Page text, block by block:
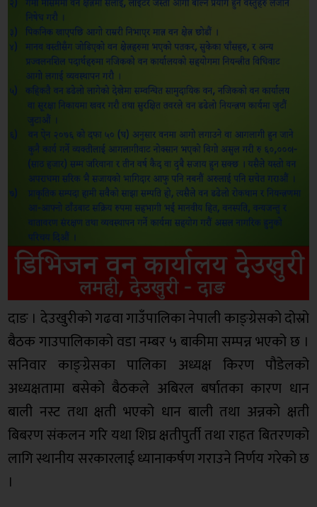
दाङ । देउखुरीको गढवा गाउँपालिका नेपाली काङ्ग्रेसको दोस्रो
बैठक गाउपालिकाको वडा नम्बर ५ बाकीमा सम्पन्न भएको छ ।
सनिवार काङ्ग्रेसका पालिका अध्यक्ष किरण पौडेलको
अध्यक्षतामा बसेको बैठकले अबिरल बर्षातका कारण धान
बाली नस्ट तथा क्षती भएको धान बाली तथा अन्नको क्षती
बिबरण संकलन गरि यथा शिघ्र क्षतीपुर्ती तथा राहत बितरणको
लागि स्थानीय सरकारलाई ध्यानाकर्षण गराउने निर्णय गरेको छ
।